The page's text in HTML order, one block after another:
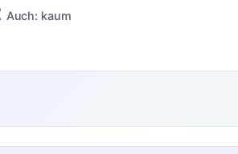
Auch: kaum